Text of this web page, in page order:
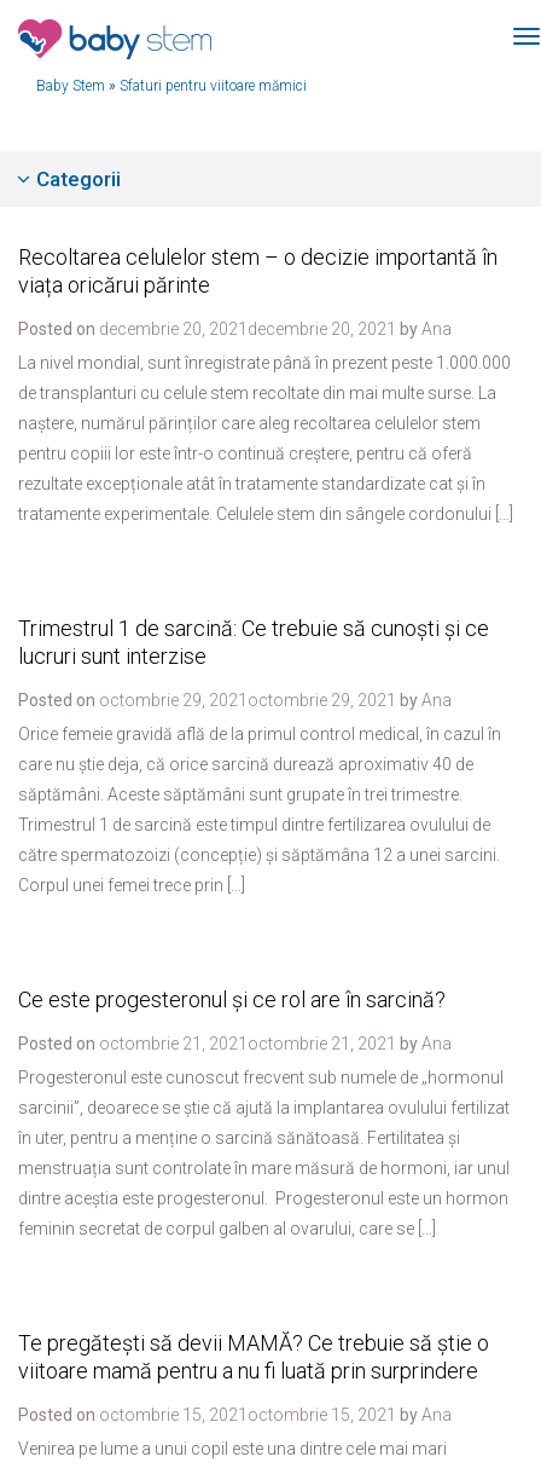
Baby Stem » Sfaturi pentru viitoare mămici
Categorii
Recoltarea celulelor stem – o decizie importantă în
viața oricărui părinte
Posted on decembrie 20, 2021 decembrie 20, 2021 byAna
La nivel mondial, sunt înregistrate până în prezent peste 1.000.000
de transplanturi cu celule stem recoltate din mai multe surse. La
naștere, numărul părinților care aleg recoltarea celulelor stem
pentru copiii lor este într-o continuă creștere, pentru că oferă
rezultate excepționale atât în tratamente standardizate cat și în
tratamente experimentale. Celulele stem din sângele cordonului […]
Trimestrul 1 de sarcină: Ce trebuie să cunoști și ce
lucruri sunt interzise
Posted on octombrie 29, 2021 octombrie 29, 2021 byAna
Orice femeie gravidă află de la primul control medical, în cazul în
care nu știe deja, că orice sarcină durează aproximativ 40 de
săptămâni. Aceste săptămâni sunt grupate în trei trimestre.
Trimestrul 1 de sarcină este timpul dintre fertilizarea ovulului de
către spermatozoizi (concepție) și săptămâna 12 a unei sarcini.
Corpul unei femei trece prin […]
Ce este progesteronul și ce rol are în sarcină?
Posted on octombrie 21, 2021 octombrie 21, 2021 byAna
Progesteronul este cunoscut frecvent sub numele de „hormonul
sarcinii”, deoarece se știe că ajută la implantarea ovulului fertilizat
în uter, pentru a menține o sarcină sănătoasă. Fertilitatea și
menstruația sunt controlate în mare măsură de hormoni, iar unul
dintre aceștia este progesteronul. Progesteronul este un hormon
feminin secretat de corpul galben al ovarului, care se […]
Te pregătești să devii MAMĂ? Ce trebuie să știe o
viitoare mamă pentru a nu fi luată prin surprindere
Posted on octombrie 15, 2021 octombrie 15, 2021 byAna
Venirea pe lume a unui copil este una dintre cele mai mari